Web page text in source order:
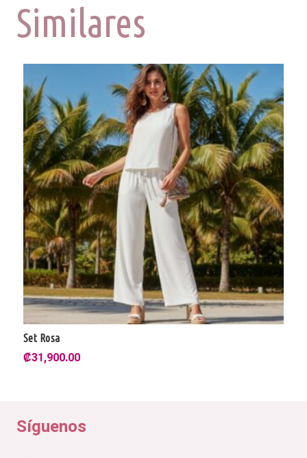
Similares
Set Rosa
₡31,900.00
Síguenos